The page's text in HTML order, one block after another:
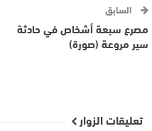
السابق
مصرع سبعة أشخاص في حادثة
سير مروعة (صورة)
تعليقات الزوار